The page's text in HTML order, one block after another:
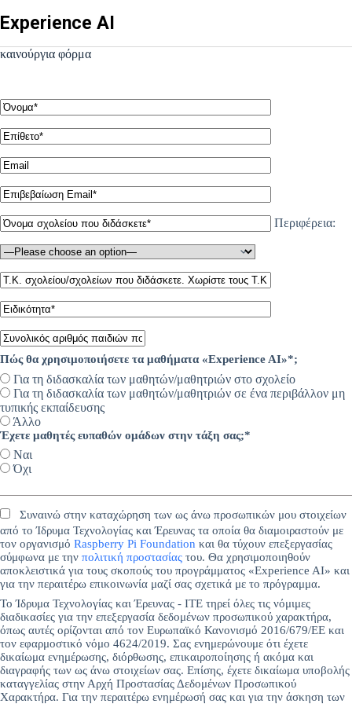
to
content
Experience AI
καινούργια φόρμα
Περιφέρεια:
Πώς θα χρησιμοποιήσετε τα μαθήματα «Experience AI»*;
Για τη διδασκαλία των μαθητών/μαθητριών στο σχολείο
Για τη διδασκαλία των μαθητών/μαθητριών σε ένα περιβάλλον μη
τυπικής εκπαίδευσης
Άλλο
Έχετε μαθητές ευπαθών ομάδων στην τάξη σας;*
Ναι
Όχι
Συναινώ στην καταχώρηση των ως άνω προσωπικών μου στοιχείων
από το Ίδρυμα Τεχνολογίας και Έρευνας τα οποία θα διαμοιραστούν με
τον οργανισμό Raspberry Pi Foundation και θα τύχουν επεξεργασίας
σύμφωνα με την πολιτική προστασίας του. Θα χρησιμοποιηθούν
αποκλειστικά για τους σκοπούς του προγράμματος «Experience AI» και
για την περαιτέρω επικοινωνία μαζί σας σχετικά με το πρόγραμμα.
Το Ίδρυμα Τεχνολογίας και Έρευνας - ΙΤΕ τηρεί όλες τις νόμιμες
διαδικασίες για την επεξεργασία δεδομένων προσωπικού χαρακτήρα,
όπως αυτές ορίζονται από τον Ευρωπαϊκό Κανονισμό 2016/679/ΕΕ και
τον εφαρμοστικό νόμο 4624/2019. Σας ενημερώνουμε ότι έχετε
δικαίωμα ενημέρωσης, διόρθωσης, επικαιροποίησης ή ακόμα και
διαγραφής των ως άνω στοιχείων σας. Επίσης, έχετε δικαίωμα υποβολής
καταγγελίας στην Αρχή Προστασίας Δεδομένων Προσωπικού
Χαρακτήρα. Για την περαιτέρω ενημέρωσή σας και για την άσκηση των